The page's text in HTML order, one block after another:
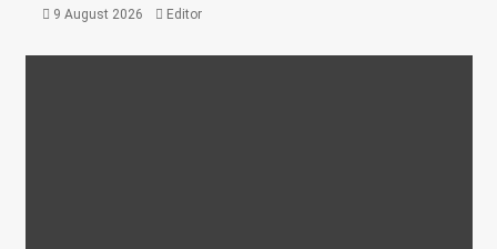
9 August 2026 Editor